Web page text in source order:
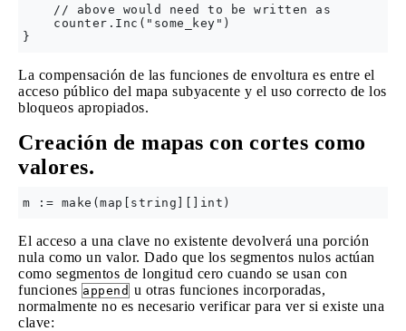
    // above would need to be written as
    counter.Inc("some_key")
La compensación de las funciones de envoltura es entre el
acceso público del mapa subyacente y el uso correcto de los
bloqueos apropiados.
Creación de mapas con cortes como
valores.
El acceso a una clave no existente devolverá una porción
nula como un valor. Dado que los segmentos nulos actúan
como segmentos de longitud cero cuando se usan con
funciones append u otras funciones incorporadas,
normalmente no es necesario verificar para ver si existe una
clave: